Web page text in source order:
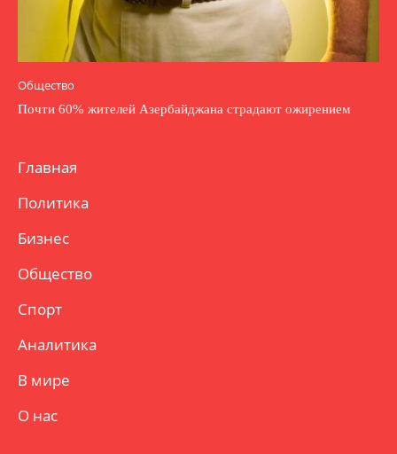
Общество
Почти 60% жителей Азербайджана страдают ожирением
Главная
Политика
Бизнес
Общество
Спорт
Аналитика
В мире
О нас